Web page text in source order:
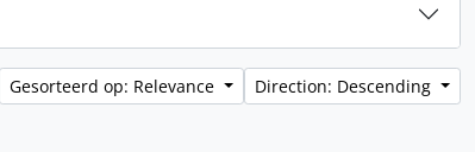
Gesorteerd op: Relevance Direction: Descending